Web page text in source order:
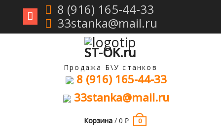
Перейти
8 (916) 165-44-33
33stanka@mail.ru
ST-OK.ru
Продажа Б\У станков
8 (916) 165-44-33
33stanka@mail.ru
Корзина/ 0 ₽ 0